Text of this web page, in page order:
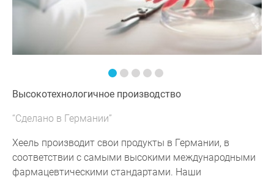
Высокотехнологичное производство
“Сделано в Германии”
Хеель производит свои продукты в Германии, в
соответствии с самыми высокими международными
фармацевтическими стандартами. Наши